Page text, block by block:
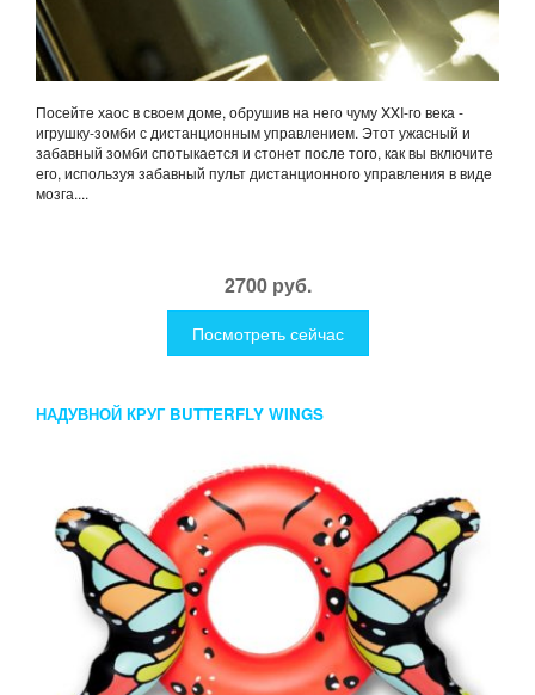
Посейте хаос в своем доме, обрушив на него чуму XXI-го века -
игрушку-зомби с дистанционным управлением. Этот ужасный и
забавный зомби спотыкается и стонет после того, как вы включите
его, используя забавный пульт дистанционного управления в виде
мозга....
2700 руб.
Посмотреть сейчас
НАДУВНОЙ КРУГ BUTTERFLY WINGS